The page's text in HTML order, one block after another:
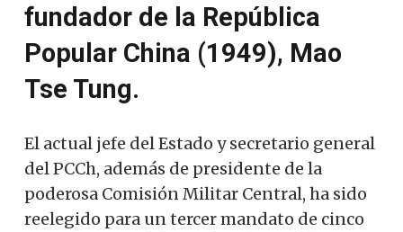
fundador de la República
Popular China (1949), Mao
Tse Tung.
El actual jefe del Estado y secretario general
del PCCh, además de presidente de la
poderosa Comisión Militar Central, ha sido
reelegido para un tercer mandato de cinco